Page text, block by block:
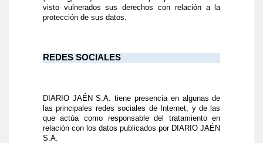
visto vulnerados sus derechos con relación a la
protección de sus datos.
REDES SOCIALES
DIARIO JAÉN S.A. tiene presencia en algunas de
las principales redes sociales de Internet, y de las
que actúa como responsable del tratamiento en
relación con los datos publicados por DIARIO JAÉN
S.A.